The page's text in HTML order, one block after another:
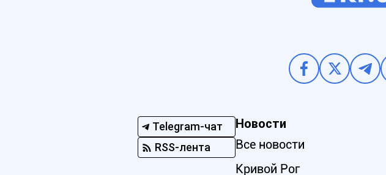
Telegram-чат
RSS-лента
Новости
Все новости
Кривой Рог